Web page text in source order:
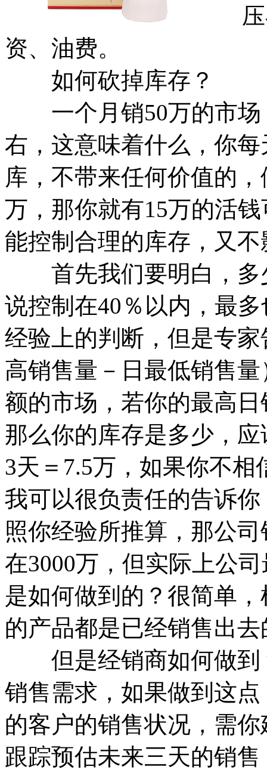
压在
资、油费。
如何砍掉库存？
一个月销50万的市场
右，这意味着什么，你
库，不带来任何价值的
万，那你就有15万的活
能控制合理的库存，又
首先我们要明白，多
说控制在40％以内，最
经验上的判断，但是专
高销售量－日最低销售
额的市场，若你的最高
那么你的库存是多少，
3天＝7.5万，如果你不
我可以很负责任的告诉
照你经验所推算，那公
在3000万，但实际上公
是如何做到的？很简单
的产品都是已经销售出
但是经销商如何做到
销售需求，如果做到这
的客户的销售状况，需
跟踪预估未来三天的销